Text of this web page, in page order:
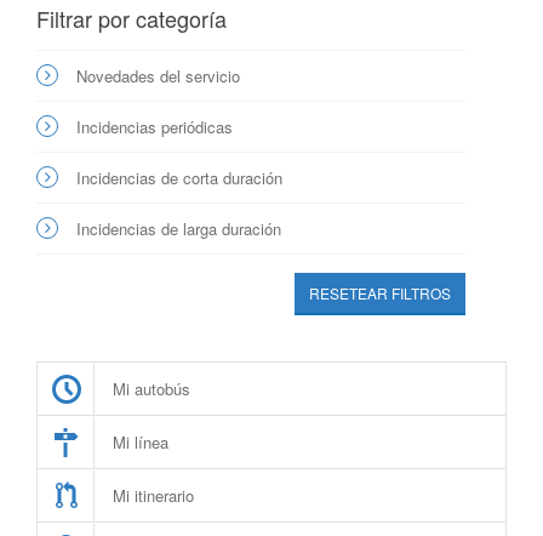
Filtrar por categoría
Novedades del servicio
Incidencias periódicas
Incidencias de corta duración
Incidencias de larga duración
RESETEAR FILTROS
Mi autobús
Mi línea
Mi itinerario